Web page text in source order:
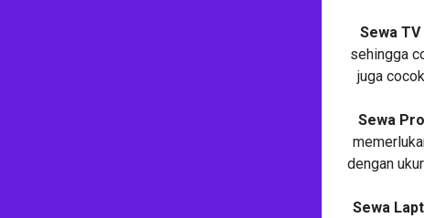
Sewa
sehingga
juga
Sewa
dengan
Sewa